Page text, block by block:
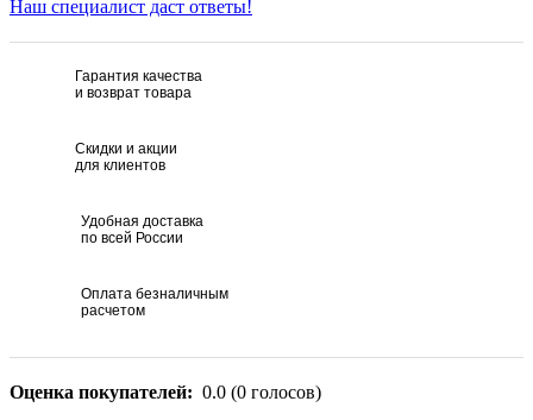
Наш специалист даст ответы!
Гарантия качества
и возврат товара
Скидки и акции
для клиентов
Удобная доставка
по всей России
Оплата безналичным
расчетом
Оценка покупателей: 0.0 (0 голосов)